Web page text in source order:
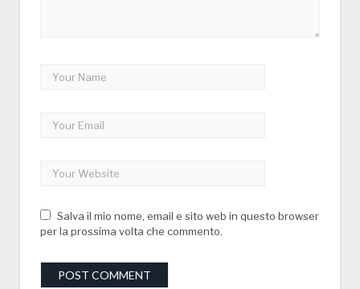
Salva il mio nome, email e sito web in questo browser
per la prossima volta che commento.